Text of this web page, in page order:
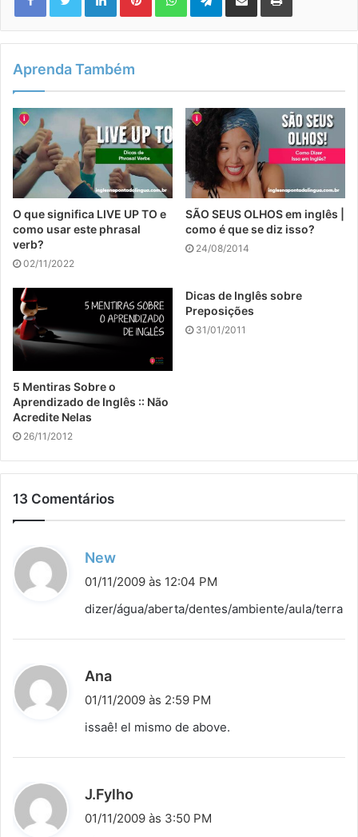
Aprenda Também
O que significa LIVE UP TO e
como usar este phrasal
verb?
02/11/2022
SÃO SEUS OLHOS em inglês |
como é que se diz isso?
24/08/2014
5 Mentiras Sobre o
Aprendizado de Inglês :: Não
Acredite Nelas
26/11/2012
Dicas de Inglês sobre
Preposições
31/01/2011
13 Comentários
New
i
e
01/11/2009 às 12:04 PM
dizer/água/aberta/dentes/ambiente/aula/terra
Ana
i
e
01/11/2009 às 2:59 PM
issaê! el mismo de above.
J.Fylho
i
01/11/2009 às 3:50 PM